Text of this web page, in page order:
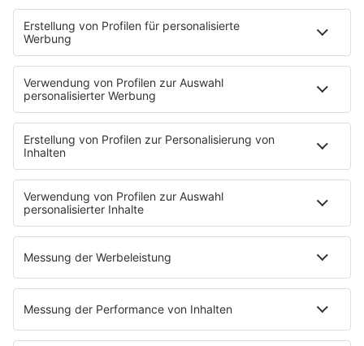
Connect
Team
Musik-Tester werden!
Jobline
Streams
Podcasts
Mehr Streams
Service
Datenschutz